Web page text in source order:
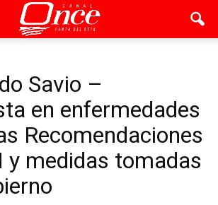
Savio –
en enfermedades
Recomendaciones
y medidas tomadas